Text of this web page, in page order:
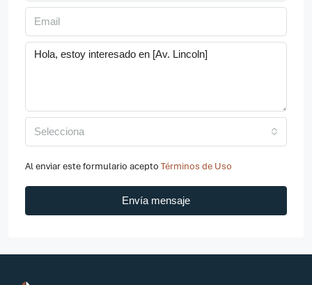
Selecciona
Al enviar este formulario acepto Términos de Uso
Envía mensaje